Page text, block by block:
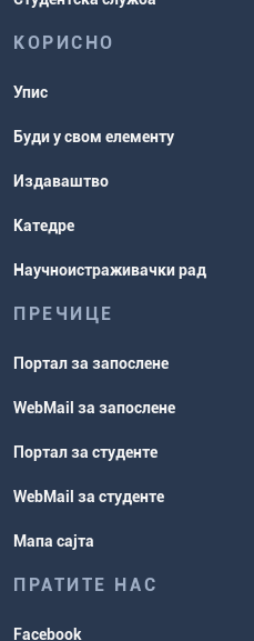
КОРИСНО
Упис
Буди у свом елементу
Издаваштво
Катедре
Научноистраживачки рад
ПРЕЧИЦЕ
Портал за запослене
WebMail за запослене
Портал за студенте
WebMail за студенте
Мапа сајта
ПРАТИТЕ НАС
Facebook